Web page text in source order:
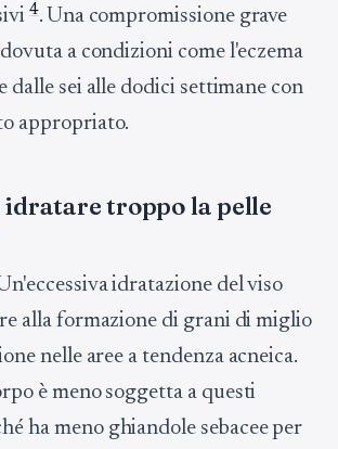
4. Una compromissione grave
a condizioni come l'eczema
dalle sei alle dodici settimane con
appropriato.
idratare troppo la pelle
idratazione del viso
alla formazione di grani di miglio
nelle aree a tendenza acneica.
è meno soggetta a questi
ha meno ghiandole sebacee per